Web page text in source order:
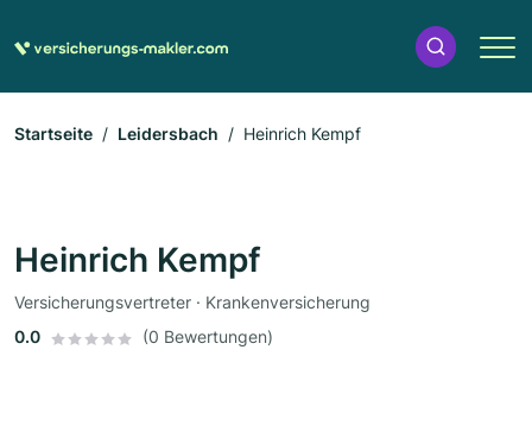
Startseite Leidersbach Heinrich Kempf
Heinrich Kempf
Versicherungsvertreter · Krankenversicherung
0.0
(0 Bewertungen)